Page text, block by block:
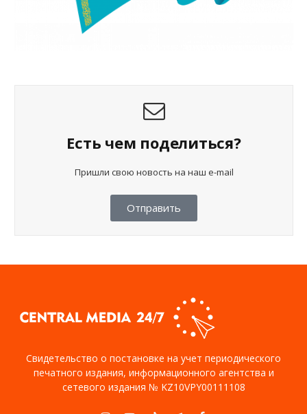
Есть чем поделиться?
Пришли свою новость на наш e-mail
Отправить
Свидетельство о постановке на учет периодического
печатного издания, информационного агентства и
сетевого издания № KZ10VPY00111108